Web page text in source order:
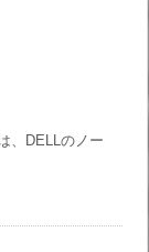
、DELLのノー